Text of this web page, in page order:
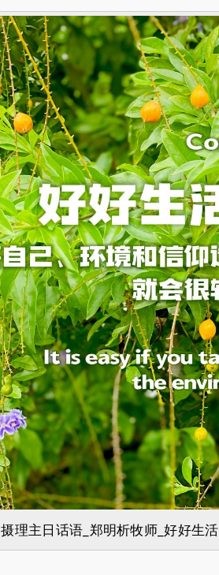
摄理主日话语_郑明析牧师_好好生